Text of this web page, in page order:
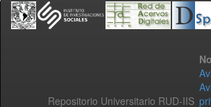
Repositorio Universitario RUD-IIS